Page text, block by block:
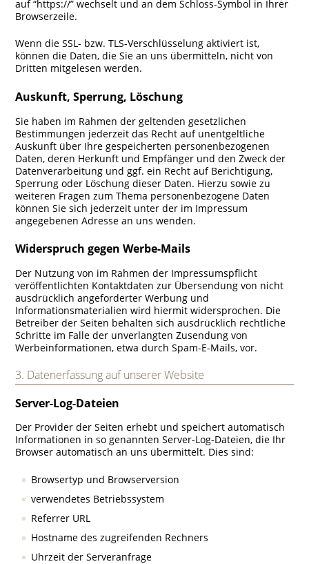
auf “https://” wechselt und an dem Schloss-Symbol in Ihrer
Browserzeile.
Wenn die SSL- bzw. TLS-Verschlüsselung aktiviert ist,
können die Daten, die Sie an uns übermitteln, nicht von
Dritten mitgelesen werden.
Auskunft, Sperrung, Löschung
Sie haben im Rahmen der geltenden gesetzlichen
Bestimmungen jederzeit das Recht auf unentgeltliche
Auskunft über Ihre gespeicherten personenbezogenen
Daten, deren Herkunft und Empfänger und den Zweck der
Datenverarbeitung und ggf. ein Recht auf Berichtigung,
Sperrung oder Löschung dieser Daten. Hierzu sowie zu
weiteren Fragen zum Thema personenbezogene Daten
können Sie sich jederzeit unter der im Impressum
angegebenen Adresse an uns wenden.
Widerspruch gegen Werbe-Mails
Der Nutzung von im Rahmen der Impressumspflicht
veröffentlichten Kontaktdaten zur Übersendung von nicht
ausdrücklich angeforderter Werbung und
Informationsmaterialien wird hiermit widersprochen. Die
Betreiber der Seiten behalten sich ausdrücklich rechtliche
Schritte im Falle der unverlangten Zusendung von
Werbeinformationen, etwa durch Spam-E-Mails, vor.
3. Datenerfassung auf unserer Website
Server-Log-Dateien
Der Provider der Seiten erhebt und speichert automatisch
Informationen in so genannten Server-Log-Dateien, die Ihr
Browser automatisch an uns übermittelt. Dies sind:
Browsertyp und Browserversion
verwendetes Betriebssystem
Referrer URL
Hostname des zugreifenden Rechners
Uhrzeit der Serveranfrage